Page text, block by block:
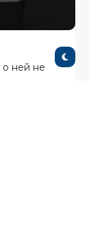
о ней не